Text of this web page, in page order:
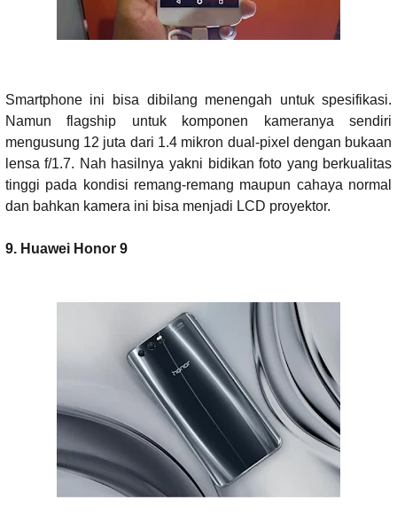
Smartphone ini bisa dibilang menengah untuk spesifikasi.
Namun flagship untuk komponen kameranya sendiri
mengusung 12 juta dari 1.4 mikron dual-pixel dengan bukaan
lensa f/1.7. Nah hasilnya yakni bidikan foto yang berkualitas
tinggi pada kondisi remang-remang maupun cahaya normal
dan bahkan kamera ini bisa menjadi LCD proyektor.
9. Huawei Honor 9